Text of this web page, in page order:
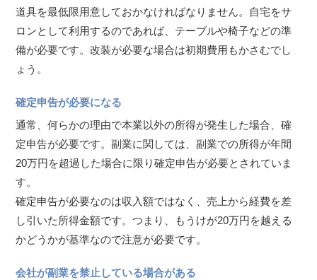
道具を最低限用意しておかなければなりません。自宅をサ
ロンとして利用するのであれば、テーブルや椅子などの準
備が必要です。改装が必要な場合は初期費用もかさむでし
ょう。
確定申告が必要になる
通常、何らかの理由で本業以外の所得が発生した場合、確
定申告が必要です。副業に関しては、副業での所得が年間
20万円を超過した場合に限り確定申告が必要とされていま
す。
確定申告が必要なのは収入額ではなく、売上から経費を差
し引いた所得金額です。つまり、もうけが20万円を越える
かどうかが基準なので注意が必要です。
会社が副業を禁止している場合がある